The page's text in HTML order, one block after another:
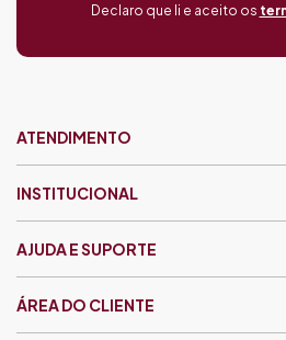
Declaro que li e aceito os
ATENDIMENTO
INSTITUCIONAL
AJUDA E SUPORTE
ÁREA DO CLIENTE